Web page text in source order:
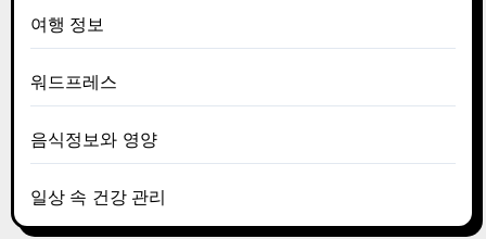
여행 정보
워드프레스
음식정보와 영양
일상 속 건강 관리